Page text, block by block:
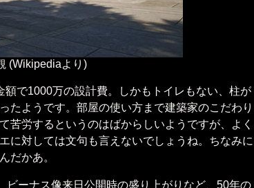
(Wikipediaより)
で1000万の設計費。しかもトイレもない、柱が
たようです。部屋の使い方まで建築家のこだわり
苦労するというのはばからしいようですが、よく
に対しては文句も言えないでしょうね。ちなみに
だかあ。
ビーナス像来日公開時の盛り上がりなど、50年の